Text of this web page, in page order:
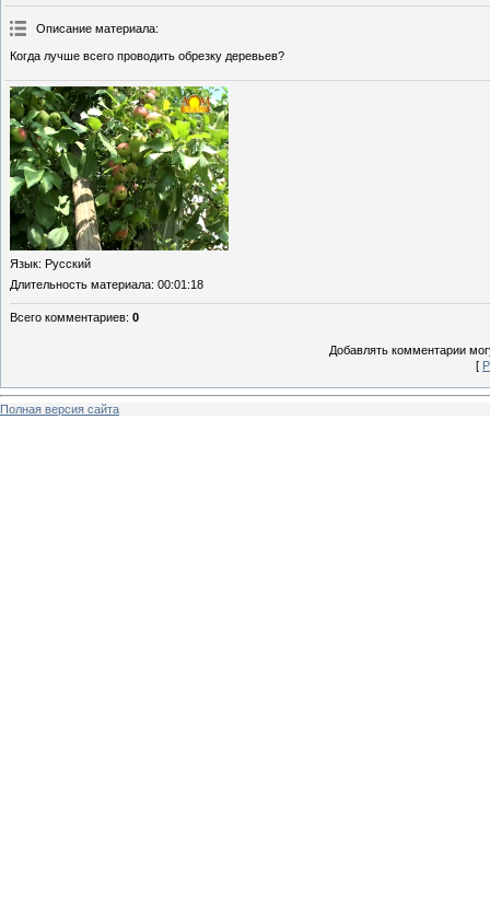
Описание материала:
Когда лучше всего проводить обрезку деревьев?
Язык: Русский
Длительность материала: 00:01:18
Всего комментариев: 0
Добавлять комментарии
[
Полная версия сайта